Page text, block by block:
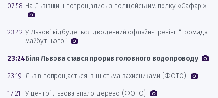
07:58 На Львівщині попрощались з поліцейським полку «Сафарі»
23:42 У Львові відбудеться дводенний офлайн-тренінг “Громада
майбутнього”
23:24Біля Львова стався прорив головного водопроводу
23:19 Львів попрощається із шістьма захисниками (ФОТО)
17:21 У центрі Львова впало дерево (ФОТО)